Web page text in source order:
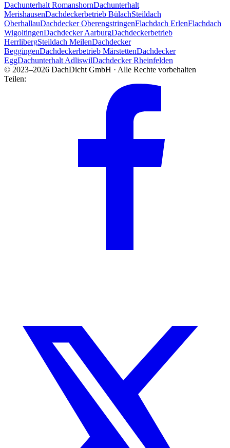
Dachunterhalt RomanshornDachunterhalt
MerishausenDachdeckerbetrieb BülachSteildach
OberhallauDachdecker OberengstringenFlachdach ErlenFlachdach
WigoltingenDachdecker AarburgDachdeckerbetrieb
HerrlibergSteildach MeilenDachdecker
BeggingenDachdeckerbetrieb MärstettenDachdecker
EggDachunterhalt AdliswilDachdecker Rheinfelden
© 2023–2026 DachDicht GmbH · Alle Rechte vorbehalten
Teilen: